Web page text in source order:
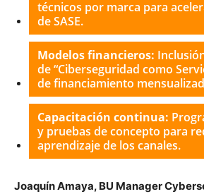
técnicos por marca para
de SASE.
Modelos financieros:
de “Ciberseguridad como
de financiamiento
Capacitación continua:
y pruebas de concepto para
aprendizaje de los canales.
Joaquín Amaya, BU Manager